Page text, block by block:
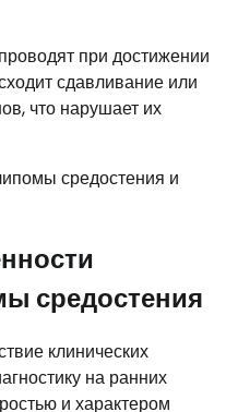
при достижении
сдавливание или
что нарушает их
средостения
клинических
на ранних
и характером